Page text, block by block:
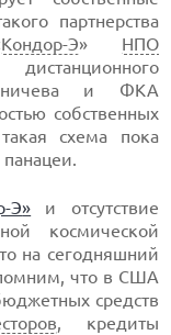
партнерства
Кондор-Э» НПО
и ФКА
собственных
схема пока
Э» и отсутствие
космической
на сегодняшний
что в США
средств
, кредиты